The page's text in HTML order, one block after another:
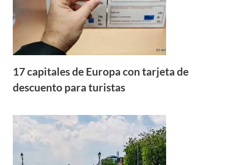
17 capitales de Europa con tarjeta de
descuento para turistas